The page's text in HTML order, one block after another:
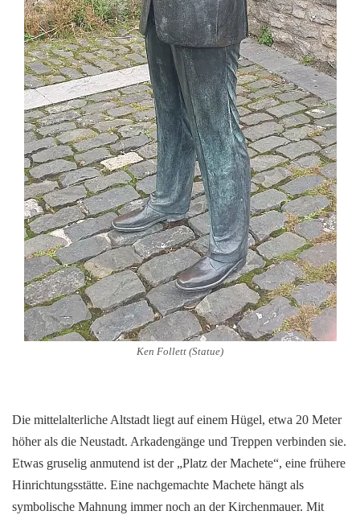
Ken Follett (Statue)
Die mittelalterliche Altstadt liegt auf einem Hügel, etwa 20 Meter
höher als die Neustadt. Arkadengänge und Treppen verbinden sie.
Etwas gruselig anmutend ist der „Platz der Machete“, eine frühere
Hinrichtungsstätte. Eine nachgemachte Machete hängt als
symbolische Mahnung immer noch an der Kirchenmauer. Mit